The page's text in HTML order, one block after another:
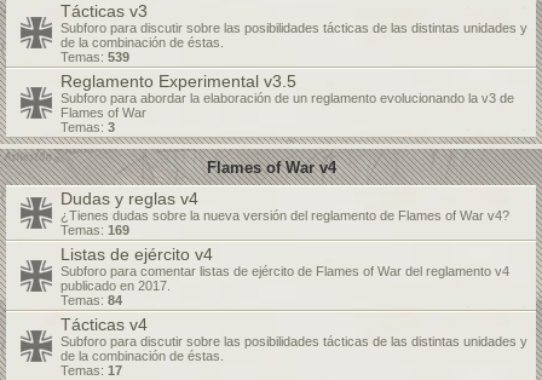
Tácticas v3
Subforo para discutir sobre las posibilidades tácticas de las distintas unidades y
de la combinación de éstas.
Temas: 539
Reglamento Experimental v3.5
Subforo para abordar la elaboración de un reglamento evolucionando la v3 de
Flames of War
Temas: 3
Flames of War v4
Dudas y reglas v4
¿Tienes dudas sobre la nueva versión del reglamento de Flames of War v4?
Temas: 169
Listas de ejército v4
Subforo para comentar listas de ejército de Flames of War del reglamento v4
publicado en 2017.
Temas: 84
Tácticas v4
Subforo para discutir sobre las posibilidades tácticas de las distintas unidades y
de la combinación de éstas.
Temas: 17